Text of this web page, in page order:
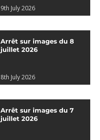
9th July 2026
Arrêt sur images du 8
juillet 2026
8th July 2026
Arrêt sur images du 7
juillet 2026